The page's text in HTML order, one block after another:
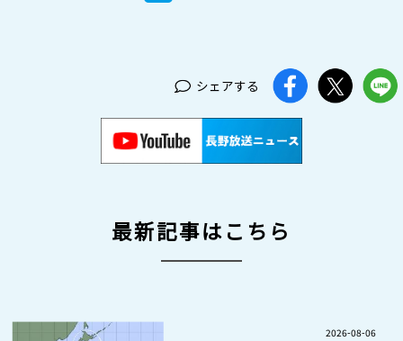
シェアする
最新記事はこちら
2026-08-06